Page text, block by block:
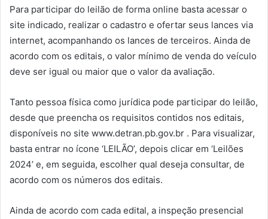
Para participar do leilão de forma online basta acessar o
site indicado, realizar o cadastro e ofertar seus lances via
internet, acompanhando os lances de terceiros. Ainda de
acordo com os editais, o valor mínimo de venda do veículo
deve ser igual ou maior que o valor da avaliação.
Tanto pessoa física como jurídica pode participar do leilão,
desde que preencha os requisitos contidos nos editais,
disponíveis no site www.detran.pb.gov.br . Para visualizar,
basta entrar no ícone ‘LEILÃO’, depois clicar em ‘Leilões
2024’ e, em seguida, escolher qual deseja consultar, de
acordo com os números dos editais.
Ainda de acordo com cada edital, a inspeção presencial